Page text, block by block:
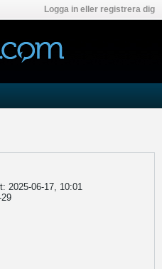
Logga in eller registrera dig
2025-06-17, 10:01